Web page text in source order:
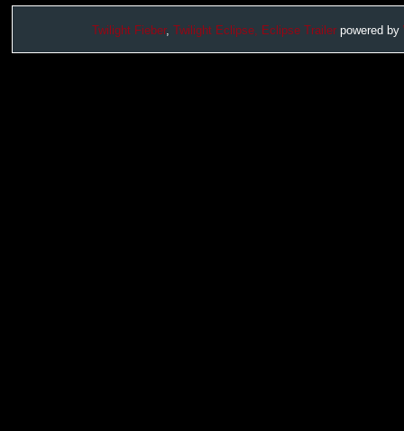
Twilight Fieber, Twilight Eclipse, Eclipse Trailer powered by